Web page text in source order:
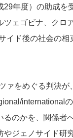
年度）の助成を
ェゴビナ、クロ
イド後の社会
ァをめぐる判決
international
のかを、関係者
ジェノサイド研